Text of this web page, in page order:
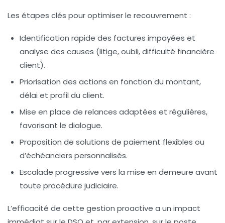
Les étapes clés pour optimiser le recouvrement :
Identification rapide des factures impayées et
analyse des causes (litige, oubli, difficulté financière
client).
Priorisation des actions en fonction du montant,
délai et profil du client.
Mise en place de relances adaptées et régulières,
favorisant le dialogue.
Proposition de solutions de paiement flexibles ou
d’échéanciers personnalisés.
Escalade progressive vers la mise en demeure avant
toute procédure judiciaire.
L’efficacité de cette gestion proactive a un impact